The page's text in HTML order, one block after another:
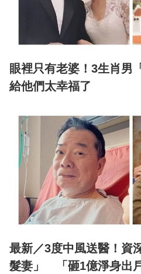
眼裡只有老婆！3生肖男
給他們太幸福了
最新／3度中風送醫！資
髮妻」 「砸1億淨身出